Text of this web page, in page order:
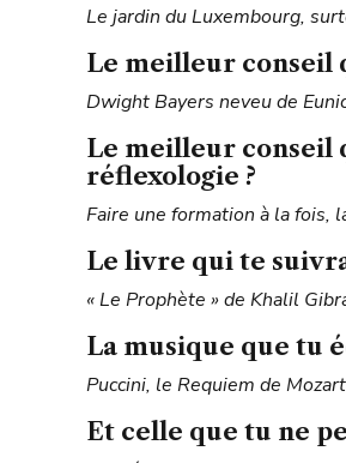
Le jardin du Luxembourg,
Le meilleur conseil
Dwight Bayers neveu de
Le meilleur conseil
réflexologie ?
Faire une formation à la fois,
Le livre qui te
« Le Prophète » de Khalil
La musique que tu
Puccini, le Requiem de
Et celle que tu ne